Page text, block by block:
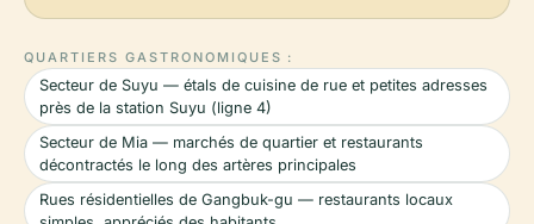
QUARTIERS GASTRONOMIQUES :
Secteur de Suyu — étals de cuisine de rue et petites adresses
près de la station Suyu (ligne 4)
Secteur de Mia — marchés de quartier et restaurants
décontractés le long des artères principales
Rues résidentielles de Gangbuk-gu — restaurants locaux